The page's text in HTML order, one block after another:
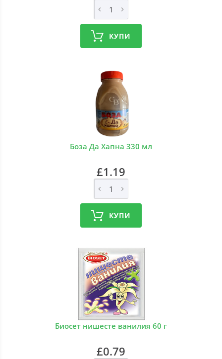
КУПИ
Боза Да Хапна 330 мл
£1.19
КУПИ
Биосет нишесте ванилия 60 г
£0.79